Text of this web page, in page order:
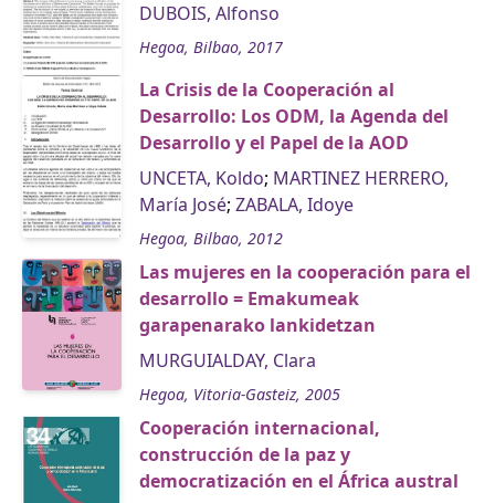
DUBOIS, Alfonso
Hegoa, Bilbao, 2017
La Crisis de la Cooperación al
Desarrollo: Los ODM, la Agenda del
Desarrollo y el Papel de la AOD
UNCETA, Koldo; MARTINEZ HERRERO,
María José; ZABALA, Idoye
Hegoa, Bilbao, 2012
Las mujeres en la cooperación para el
desarrollo = Emakumeak
garapenarako lankidetzan
MURGUIALDAY, Clara
Hegoa, Vitoria-Gasteiz, 2005
Cooperación internacional,
construcción de la paz y
democratización en el África austral